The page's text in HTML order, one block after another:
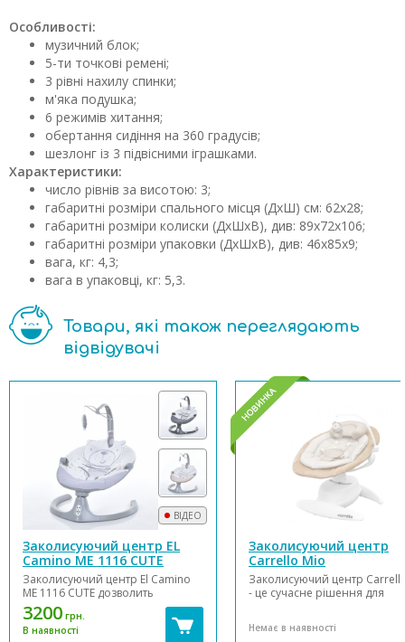
Особливості:
музичний блок;
5-ти точкові ремені;
3 рівні нахилу спинки;
м'яка подушка;
6 режимів хитання;
обертання сидіння на 360 градусів;
шезлонг із 3 підвісними іграшками.
Характеристики:
число рівнів за висотою: 3;
габаритні розміри спального місця (ДхШ) см: 62x28;
габаритні розміри колиски (ДхШхВ), див: 89x72x106;
габаритні розміри упаковки (ДхШхВ), див: 46х85х9;
вага, кг: 4,3;
вага в упаковці, кг: 5,3.
Товари, які також переглядають
відвідувачі
ВІДЕО
Заколисуючий центр EL
Camino ME 1116 CUTE
Заколисуючий центр El Camino
ME 1116 CUTE дозволить
новонародженому малюкові
проводити багато часу з користю
для свого розвитку, даючи
3200 грн.
В наявності
Заколисуючий центр
Carrello Mio
Заколисуючий центр
- це сучасне рішення для
Заколисуючий центр від
Немає в наявності